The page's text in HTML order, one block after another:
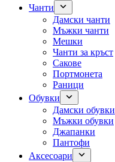
Чанти
Дамски чанти
Мъжки чанти
Мешки
Чанти за кръст
Сакове
Портмонета
Раници
Обувки
Дамски обувки
Мъжки обувки
Джапанки
Пантофи
Аксесоари